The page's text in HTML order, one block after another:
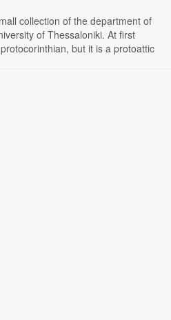
collection of the department of
of Thessaloniki. At first
but it is a protoattic